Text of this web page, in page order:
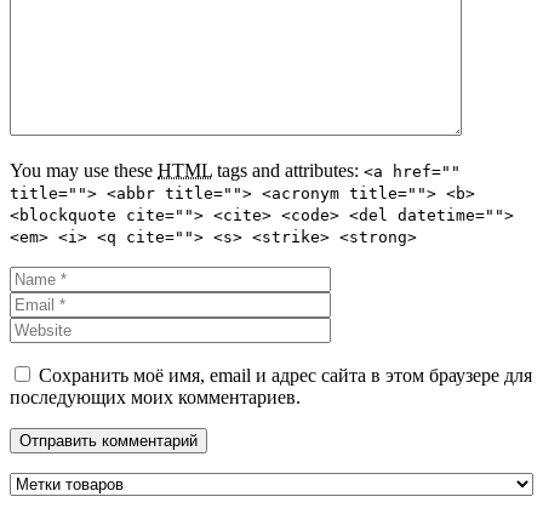
You may use these HTML tags and attributes: <a href=""
title=""> <abbr title=""> <acronym title=""> <b>
<blockquote cite=""> <cite> <code> <del datetime="">
<em> <i> <q cite=""> <s> <strike> <strong>
Сохранить моё имя, email и адрес сайта в этом браузере для
последующих моих комментариев.